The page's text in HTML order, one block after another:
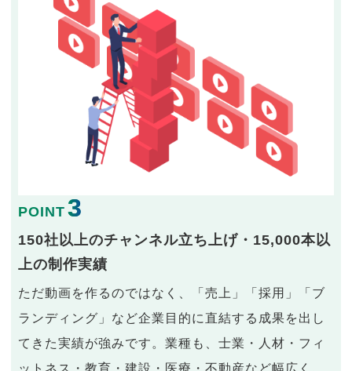
POINT 3
150社以上のチャンネル立ち上げ・15,000本以
上の制作実績
ただ動画を作るのではなく、「売上」「採用」「ブ
ランディング」など企業目的に直結する成果を出し
てきた実績が強みです。業種も、士業・人材・フィ
ットネス・教育・建設・医療・不動産など幅広く、